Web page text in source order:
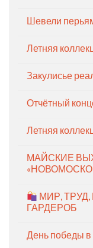
Шевели
Летняя
Закулисье
Отчётный
Летняя
МАЙСКИЕ
МИР,
ГАРДЕРОБ
День победы